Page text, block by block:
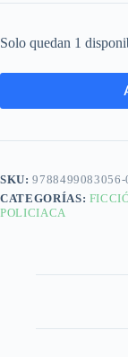
Solo quedan 1
SKU:9788499083056-
CATEGORÍAS:
POLICIACA